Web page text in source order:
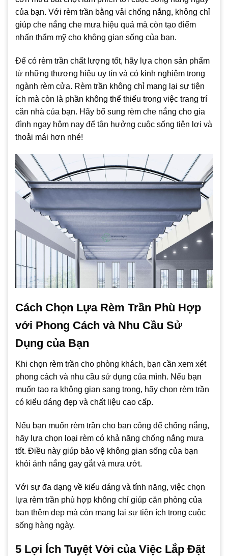
của bạn. Với rèm trần bằng vải chống nắng, không chỉ
giúp che nắng che mưa hiệu quả mà còn tạo điểm
nhấn thẩm mỹ cho không gian sống của bạn.
Để có rèm trần chất lượng tốt, hãy lựa chọn sản phẩm
từ những thương hiệu uy tín và có kinh nghiệm trong
ngành rèm cửa. Rèm trần không chỉ mang lại sự tiện
ích mà còn là phần không thể thiếu trong việc trang trí
căn nhà của bạn. Hãy bổ sung rèm che nắng cho gia
đình ngay hôm nay để tận hưởng cuộc sống tiện lợi và
thoải mái hơn nhé!
Cách Chọn Lựa Rèm Trần Phù Hợp
với Phong Cách và Nhu Cầu Sử
Dụng của Bạn
Khi chọn rèm trần cho phòng khách, bạn cần xem xét
phong cách và nhu cầu sử dụng của mình. Nếu bạn
muốn tạo ra không gian sang trọng, hãy chọn rèm trần
có kiểu dáng đẹp và chất liệu cao cấp.
Nếu bạn muốn rèm trần cho ban công để chống nắng,
hãy lựa chọn loại rèm có khả năng chống nắng mưa
tốt. Điều này giúp bảo vệ không gian sống của bạn
khỏi ánh nắng gay gắt và mưa ướt.
Với sự đa dạng về kiểu dáng và tính năng, việc chọn
lựa rèm trần phù hợp không chỉ giúp căn phòng của
bạn thêm đẹp mà còn mang lại sự tiện ích trong cuộc
sống hàng ngày.
5 Lợi Ích Tuyệt Vời của Việc Lắp Đặt